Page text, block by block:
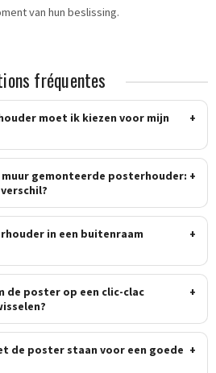
van hun beslissing.
fréquentes
moet ik kiezen voor mijn
+
gemonteerde posterhouder: +
in een buitenraam
+
de poster op een clic-clac
+
de poster staan ​​voor een goede +